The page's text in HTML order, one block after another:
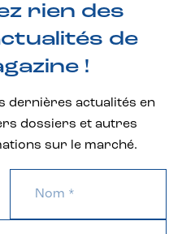
rien des
de
!
dernières actualités en
dossiers et autres
sur le marché.